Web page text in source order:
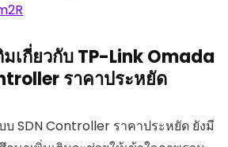
มเกี่ยวกับ TP-Link Omada
ราคาประหยัด
บ SDN Controller ราคาประหยัด ยังมี